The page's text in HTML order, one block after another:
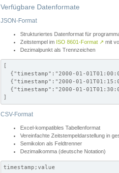
Verfügbare Datenformate
JSON-Format
Strukturiertes Datenformat für
Zeitstempel im ISO 8601-Format ↗ mit
Dezimalpunkt als Trennzeichen
[
{"timestamp":"2000-01-
{"timestamp":"2000-01-
{"timestamp":"2000-01-
]
CSV-Format
Excel-kompatibles Tabellenformat
Vereinfachte Zeitstempeldarstellung in
Semikolon als Feldtrenner
Dezimalkomma (deutsche Notation)
timestamp;value